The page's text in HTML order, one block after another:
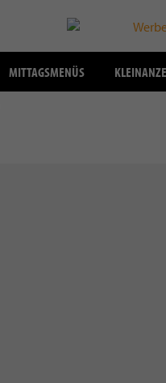
MITTAGSMENÜS